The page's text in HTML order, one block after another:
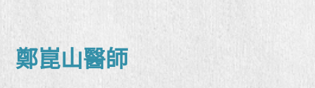
鄭崑山醫師